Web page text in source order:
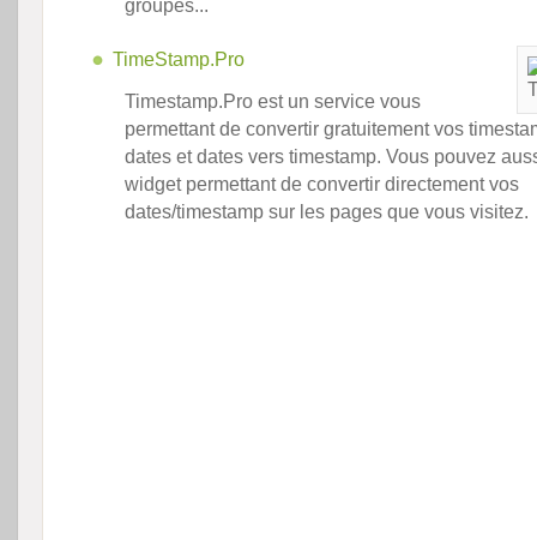
groupes...
TimeStamp.Pro
Timestamp.Pro est un service vous
permettant de convertir gratuitement vos
dates et dates vers timestamp. Vous pouvez
widget permettant de convertir directement vos
dates/timestamp sur les pages que vous visitez.